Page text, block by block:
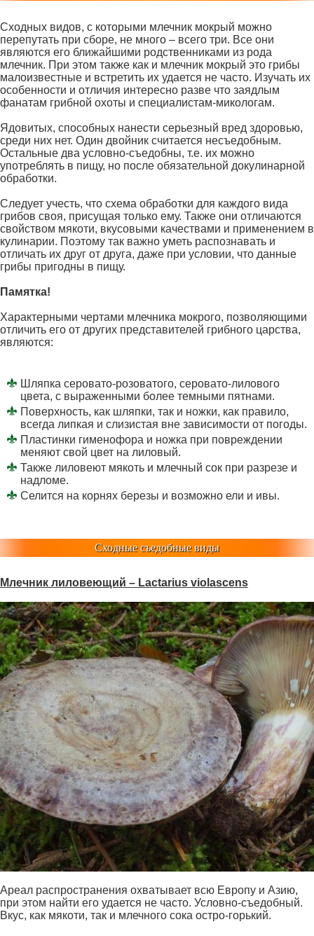
Сходных видов, с которыми млечник мокрый можно
перепутать при сборе, не много – всего три. Все они
являются его ближайшими родственниками из рода
млечник. При этом также как и млечник мокрый это грибы
малоизвестные и встретить их удается не часто. Изучать их
особенности и отличия интересно разве что заядлым
фанатам грибной охоты и специалистам-микологам.
Ядовитых, способных нанести серьезный вред здоровью,
среди них нет. Один двойник считается несъедобным.
Остальные два условно-съедобны, т.е. их можно
употреблять в пищу, но после обязательной докулинарной
обработки.
Следует учесть, что схема обработки для каждого вида
грибов своя, присущая только ему. Также они отличаются
свойством мякоти, вкусовыми качествами и применением в
кулинарии. Поэтому так важно уметь распознавать и
отличать их друг от друга, даже при условии, что данные
грибы пригодны в пищу.
Памятка!
Характерными чертами млечника мокрого, позволяющими
отличить его от других представителей грибного царства,
являются:
Шляпка серовато-розоватого, серовато-лилового
цвета, с выраженными более темными пятнами.
Поверхность, как шляпки, так и ножки, как правило,
всегда липкая и слизистая вне зависимости от погоды.
Пластинки гименофора и ножка при повреждении
меняют свой цвет на лиловый.
Также лиловеют мякоть и млечный сок при разрезе и
надломе.
Селится на корнях березы и возможно ели и ивы.
Сходные съедобные виды
Млечник лиловеющий – Lactarius violascens
Ареал распространения охватывает всю Европу и Азию,
при этом найти его удается не часто. Условно-съедобный.
Вкус, как мякоти, так и млечного сока остро-горький.